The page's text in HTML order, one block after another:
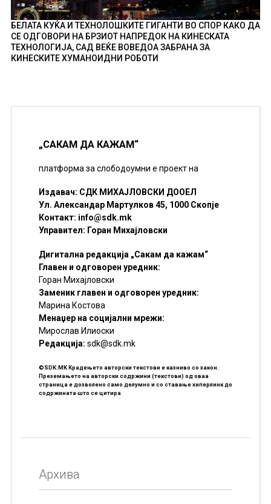
БЕЛАТА КУЌА И ТЕХНОЛОШКИТЕ ГИГАНТИ ВО СПОР КАКО ДА
СЕ ОДГОВОРИ НА БРЗИОТ НАПРЕДОК НА КИНЕСКАТА
ТЕХНОЛОГИЈА, САД ВЕЌЕ ВОВЕДОА ЗАБРАНА ЗА
КИНЕСКИТЕ ХУМАНОИДНИ РОБОТИ
„САКАМ ДА КАЖАМ“
платформа за слободоумни е проект на
Издавач: СДК МИХАЈЛОВСКИ ДООЕЛ
Ул. Александар Мартулков 45, 1000 Скопје
Контакт: info@sdk.mk
Управител: Горан Михајловски
Дигитална редакција „Сакам да кажам“
Главен и одговорен уредник:
Горан Михајловски
Заменик главен и одговорен уредник:
Марина Костова
Менаџер на социјални мрежи:
Мирослав Илиоски
Редакцијa: sdk@sdk.mk
©SDK.MK Крадењето авторски текстови е казниво со закон.
Преземањето на авторски содржини (текстови) од оваа
страница е дозволено само делумно и со ставање хиперлинк до
содржината што се цитира
Архива